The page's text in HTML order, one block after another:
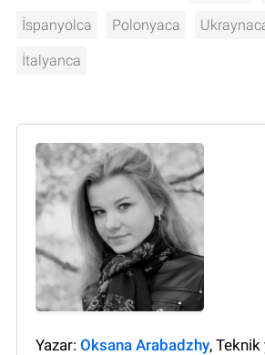
İspanyolca Polonyaca
İtalyanca
Yazar: Oksana Arabadzhy, Teknik